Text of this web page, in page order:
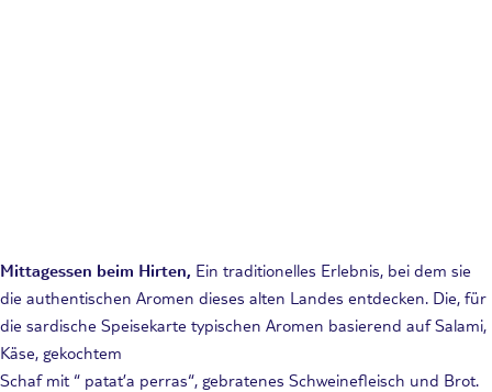
Mittagessen beim Hirten, Ein traditionelles Erlebnis, bei dem sie
die authentischen Aromen dieses alten Landes entdecken. Die, für
die sardische Speisekarte typischen Aromen basierend auf Salami,
Käse, gekochtem
Schaf mit “ patat’a perras“, gebratenes Schweinefleisch und Brot.